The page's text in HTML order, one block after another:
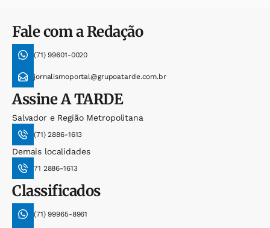
Fale com a Redação
(71) 99601-0020
jornalismoportal@grupoatarde.com.br
AssineA TARDE
Salvador e Região Metropolitana
(71) 2886-1613
Demais localidades
71 2886-1613
Classificados
(71) 99965-8961